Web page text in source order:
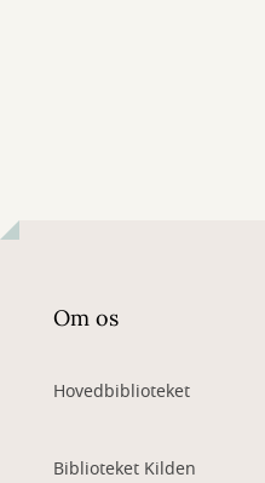
Om os
Hovedbiblioteket
Biblioteket Kilden